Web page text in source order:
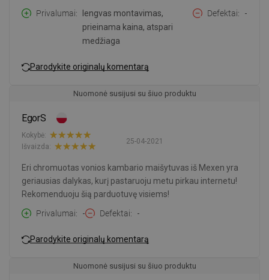
Privalumai
lengvas montavimas,
prieinama kaina, atspari
medžiaga
Defektai -
Parodykite originalų komentarą
Nuomonė susijusi su šiuo produktu
EgorS
25-04-2021
Kokybė:
Išvaizda:
Eri chromuotas vonios kambario maišytuvas iš Mexen yra
geriausias dalykas, kurį pastaruoju metu pirkau internetu!
Rekomenduoju šią parduotuvę visiems!
Privalumai
- Defektai -
Parodykite originalų komentarą
Nuomonė susijusi su šiuo produktu